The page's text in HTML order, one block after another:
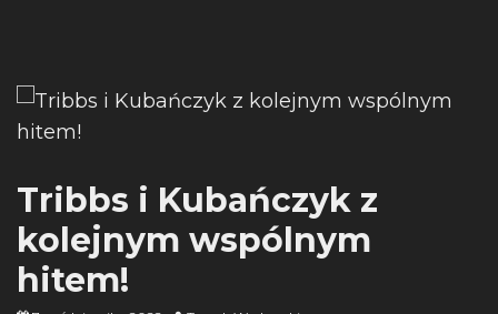
Tribbs i Kubańczyk z
kolejnym wspólnym
hitem!